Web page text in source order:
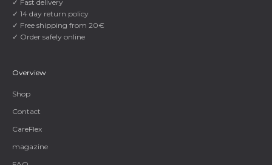
✓ Fast delivery
✓ 14 day return policy
✓ Free shipping from 20€
✓ Order safely online
Overview
Shop
Contact
CareFlex
magazine